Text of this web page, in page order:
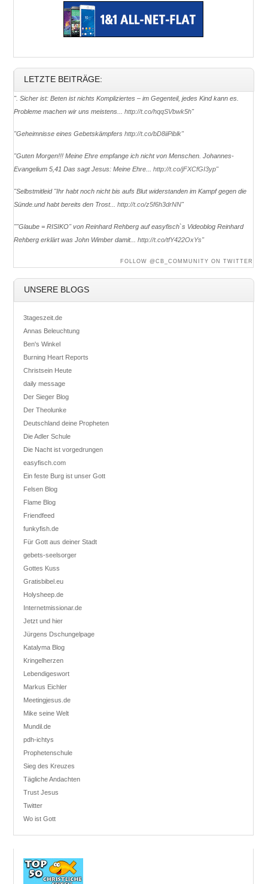
LETZTE BEITRÄGE:
". Sicher ist: Beten ist nichts Kompliziertes – im Gegenteil, jedes Kind kann es.
Probleme machen wir uns meistens...http://t.co/hqqSVbwk5h"
"Geheimnisse eines Gebetskämpfershttp://t.co/bD8iiPiblk"
"Guten Morgen!!! Meine Ehre empfange ich nicht von Menschen. Johannes-
Evangelium 5,41 Das sagt Jesus: Meine Ehre...http://t.co/jFXCfGI3yp"
"Selbstmitleid ''Ihr habt noch nicht bis aufs Blut widerstanden im Kampf gegen die
Sünde.und habt bereits den Trost...http://t.co/z5f6h3drNN"
""Glaube = RISIKO" von Reinhard Rehberg auf easyfisch`s Videoblog Reinhard
Rehberg erklärt was John Wimber damit...http://t.co/tfY422OxYs"
FOLLOW @CB_COMMUNITY ON TWITTER
UNSERE BLOGS
3tageszeit.de
Annas Beleuchtung
Ben's Winkel
Burning Heart Reports
Christsein Heute
daily message
Der Sieger Blog
Der Theolunke
Deutschland deine Propheten
Die Adler Schule
Die Nacht ist vorgedrungen
easyfisch.com
Ein feste Burg ist unser Gott
Felsen Blog
Flame Blog
Friendfeed
funkyfish.de
Für Gott aus deiner Stadt
gebets-seelsorger
Gottes Kuss
Gratisbibel.eu
Holysheep.de
Internetmissionar.de
Jetzt und hier
Jürgens Dschungelpage
Katalyma Blog
Kringelherzen
Lebendigeswort
Markus Eichler
Meetingjesus.de
Mike seine Welt
Mundil.de
pdh-ichtys
Prophetenschule
Sieg des Kreuzes
Tägliche Andachten
Trust Jesus
Twitter
Wo ist Gott